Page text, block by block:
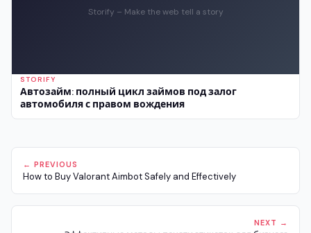
Storify – Make the web tell a story
STORIFY
Автозайм: полный цикл займов под залог
автомобиля с правом вождения
← PREVIOUS
How to Buy Valorant Aimbot Safely and Effectively
NEXT →